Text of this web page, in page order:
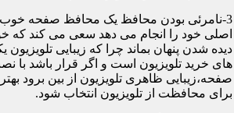
3-نامرئی بودن محافظ یک محافظ صفحه خوب
اصلی خود را انجام می دهد سعی می کند که
دیده شدن پنهان بماند چرا که زیبایی
های خرید تلویزیون است و اگر قرار باشد با
صفحه،زیبایی ظاهری تلویزیون از بین برود
برای محافظت از تلویزیون انتخاب شود.